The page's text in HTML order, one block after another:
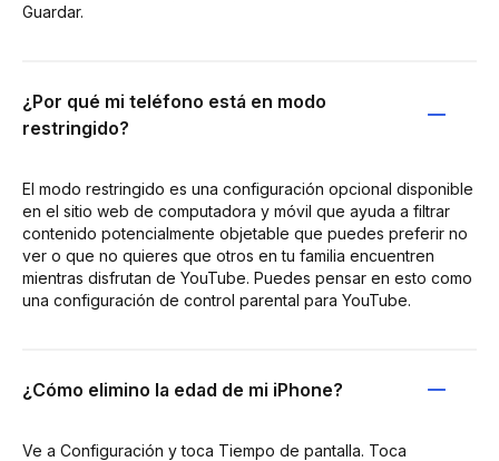
Guardar.
¿Por qué mi teléfono está en modo
restringido?
El modo restringido es una configuración opcional disponible
en el sitio web de computadora y móvil que ayuda a filtrar
contenido potencialmente objetable que puedes preferir no
ver o que no quieres que otros en tu familia encuentren
mientras disfrutan de YouTube. Puedes pensar en esto como
una configuración de control parental para YouTube.
¿Cómo elimino la edad de mi iPhone?
Ve a Configuración y toca Tiempo de pantalla. Toca